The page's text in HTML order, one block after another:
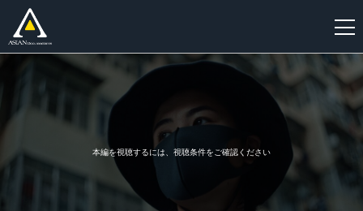
新
録
本編を視聴するには、視聴条件をご確認ください